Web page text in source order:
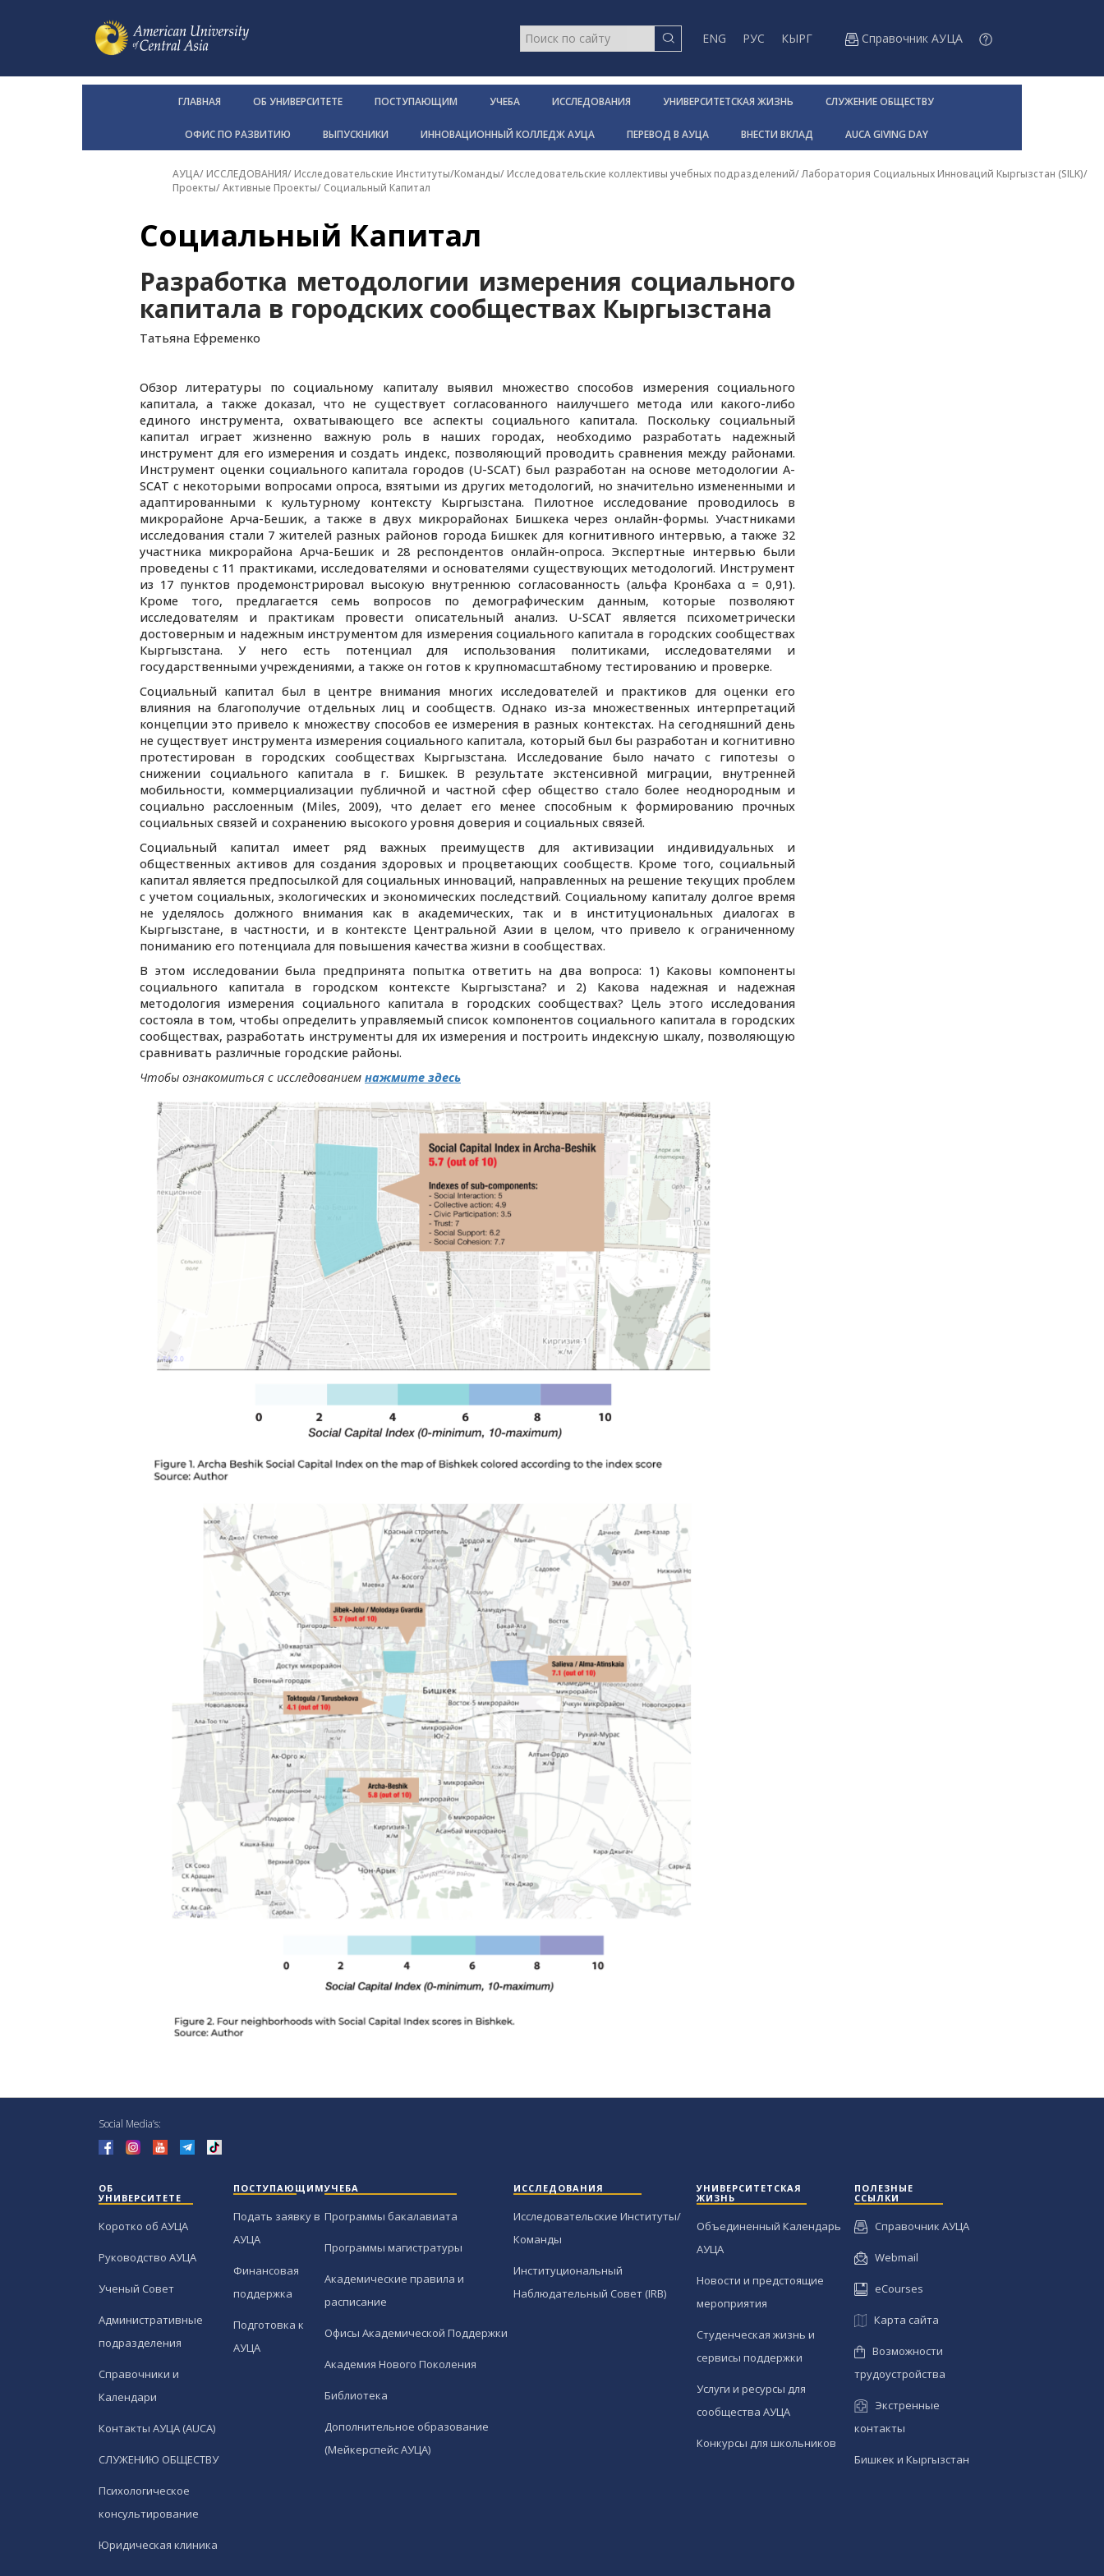
ENG РУС КЫРГ Справочник АУЦА
ГЛАВНАЯ ОБ УНИВЕРСИТЕТЕ ПОСТУПАЮЩИМ УЧЕБА ИССЛЕДОВАНИЯ УНИВЕРСИТЕТСКАЯ ЖИЗНЬ СЛУЖЕНИЕ ОБЩЕСТВУ
ОФИС ПО РАЗВИТИЮ ВЫПУСКНИКИ ИННОВАЦИОННЫЙ КОЛЛЕДЖ АУЦА ПЕРЕВОД В АУЦА ВНЕСТИ ВКЛАД AUCA GIVING DAY
АУЦА/ИССЛЕДОВАНИЯ/Исследовательские Институты/Команды/Исследовательские коллективы учебных подразделений/Лаборатория Социальных Инноваций Кыргызстан (SILK)/
Проекты/Активные Проекты/ Социальный Капитал
Социальный Капитал
Разработка методологии измерения социального
капитала в городских сообществах Кыргызстана
Татьяна Ефременко
Обзор литературы по социальному капиталу выявил множество способов измерения социального
капитала, а также доказал, что не существует согласованного наилучшего метода или какого-либо
единого инструмента, охватывающего все аспекты социального капитала. Поскольку социальный
капитал играет жизненно важную роль в наших городах, необходимо разработать надежный
инструмент для его измерения и создать индекс, позволяющий проводить сравнения между районами.
Инструмент оценки социального капитала городов (U-SCAT) был разработан на основе методологии A-
SCAT с некоторыми вопросами опроса, взятыми из других методологий, но значительно измененными и
адаптированными к культурному контексту Кыргызстана. Пилотное исследование проводилось в
микрорайоне Арча-Бешик, а также в двух микрорайонах Бишкека через онлайн-формы. Участниками
исследования стали 7 жителей разных районов города Бишкек для когнитивного интервью, а также 32
участника микрорайона Арча-Бешик и 28 респондентов онлайн-опроса. Экспертные интервью были
проведены с 11 практиками, исследователями и основателями существующих методологий. Инструмент
из 17 пунктов продемонстрировал высокую внутреннюю согласованность (альфа Кронбаха α = 0,91).
Кроме того, предлагается семь вопросов по демографическим данным, которые позволяют
исследователям и практикам провести описательный анализ. U-SCAT является психометрически
достоверным и надежным инструментом для измерения социального капитала в городских сообществах
Кыргызстана. У него есть потенциал для использования политиками, исследователями и
государственными учреждениями, а также он готов к крупномасштабному тестированию и проверке.
Социальный капитал был в центре внимания многих исследователей и практиков для оценки его
влияния на благополучие отдельных лиц и сообществ. Однако из-за множественных интерпретаций
концепции это привело к множеству способов ее измерения в разных контекстах. На сегодняшний день
не существует инструмента измерения социального капитала, который был бы разработан и когнитивно
протестирован в городских сообществах Кыргызстана. Исследование было начато с гипотезы о
снижении социального капитала в г. Бишкек. В результате экстенсивной миграции, внутренней
мобильности, коммерциализации публичной и частной сфер общество стало более неоднородным и
социально расслоенным (Miles, 2009), что делает его менее способным к формированию прочных
социальных связей и сохранению высокого уровня доверия и социальных связей.
Социальный капитал имеет ряд важных преимуществ для активизации индивидуальных и
общественных активов для создания здоровых и процветающих сообществ. Кроме того, социальный
капитал является предпосылкой для социальных инноваций, направленных на решение текущих проблем
с учетом социальных, экологических и экономических последствий. Социальному капиталу долгое время
не уделялось должного внимания как в академических, так и в институциональных диалогах в
Кыргызстане, в частности, и в контексте Центральной Азии в целом, что привело к ограниченному
пониманию его потенциала для повышения качества жизни в сообществах.
В этом исследовании была предпринята попытка ответить на два вопроса: 1) Каковы компоненты
социального капитала в городском контексте Кыргызстана? и 2) Какова надежная и надежная
методология измерения социального капитала в городских сообществах? Цель этого исследования
состояла в том, чтобы определить управляемый список компонентов социального капитала в городских
сообществах, разработать инструменты для их измерения и построить индексную шкалу, позволяющую
сравнивать различные городские районы.
Чтобы ознакомиться с исследованием нажмите здесь
Social Media’s:
ОБ
УНИВЕРСИТЕТЕ
Коротко об АУЦА
Руководство АУЦА
Ученый Совет
Административные
подразделения
Справочники и
Календари
Контакты АУЦА (AUCA)
СЛУЖЕНИЮ ОБЩЕСТВУ
Психологическое
консультирование
Юридическая клиника
ПОСТУПАЮЩИМ
Подать заявку в
АУЦА
Финансовая
поддержка
Подготовка к
АУЦА
УЧЕБА
Программы бакалавиата
Программы магистратуры
Академические правила и
расписание
Офисы Академической Поддержки
Академия Нового Поколения
Библиотека
Дополнительное образование
(Мейкерспейс АУЦА)
ИССЛЕДОВАНИЯ
Исследовательские Институты/
Команды
Институциональный
Наблюдательный Совет (IRB)
УНИВЕРСИТЕТСКАЯ
ЖИЗНЬ
Объединенный Календарь
АУЦА
Новости и предстоящие
мероприятия
Студенческая жизнь и
сервисы поддержки
Услуги и ресурсы для
сообщества АУЦА
Конкурсы для школьников
ПОЛЕЗНЫЕ
ССЫЛКИ
Справочник АУЦА
Webmail
eCourses
Карта сайта
Возможности
трудоустройства
Экстренные
контакты
Бишкек и Кыргызстан